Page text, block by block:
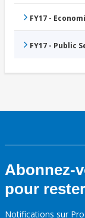
FY17 -
FY17 - Public
Abonnez-
pour
Notifications sur